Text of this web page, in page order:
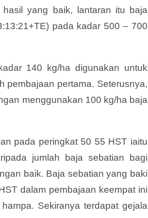
yang baik, lantaran itu baja
pada kadar 500 – 700
140 kg/ha digunakan untuk
pembajaan pertama. Seterusnya,
menggunakan 100 kg/ha baja
pada peringkat 50 55 HST iaitu
jumlah baja sebatian bagi
baik. Baja sebatian yang baki
dalam pembajaan keempat ini
Sekiranya terdapat gejala